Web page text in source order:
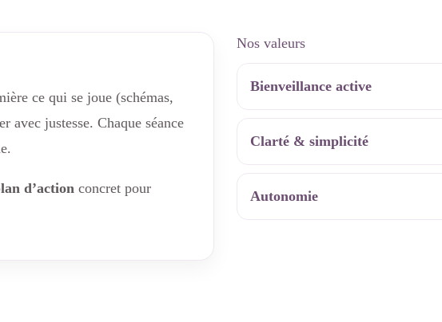
ce qui se joue (schémas,
avec justesse. Chaque séance
d’action concret pour
Nos valeurs
Bienveillance active
Clarté & simplicité
Autonomie